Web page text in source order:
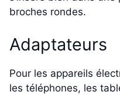
broches rondes.
Adaptateurs
Pour les appareils
les téléphones, les